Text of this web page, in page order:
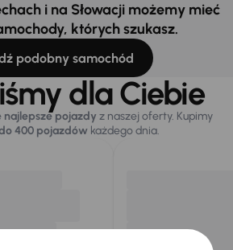
i na Słowacji możemy mieć
których szukasz.
podobny samochód
dla Ciebie
najlepsze pojazdy z naszej oferty. Kupimy
400 pojazdówkażdego dnia.